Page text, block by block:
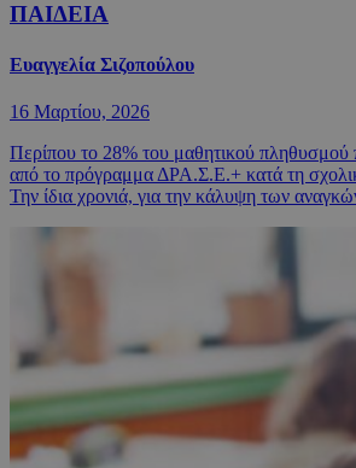
ΠΑΙΔΕΙΑ
Ευαγγελία Σιζοπούλου
16 Μαρτίου, 2026
Περίπου το 28% του μαθητικού πληθυσμού
από το πρόγραμμα ΔΡΑ.Σ.Ε.+ κατά τη
Την ίδια χρονιά, για την κάλυψη των